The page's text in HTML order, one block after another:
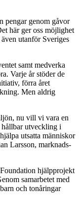
pengar genom gåvor
här ger oss möjlighet
utanför Sveriges
samt medverka
Varje år stöder de
förra året
Men aldrig
nu vill vi vara en
hållbar utveckling i
utsatta människor
Larsson, marknads-
hjälpprojekt
samarbetet med
och tonåringar